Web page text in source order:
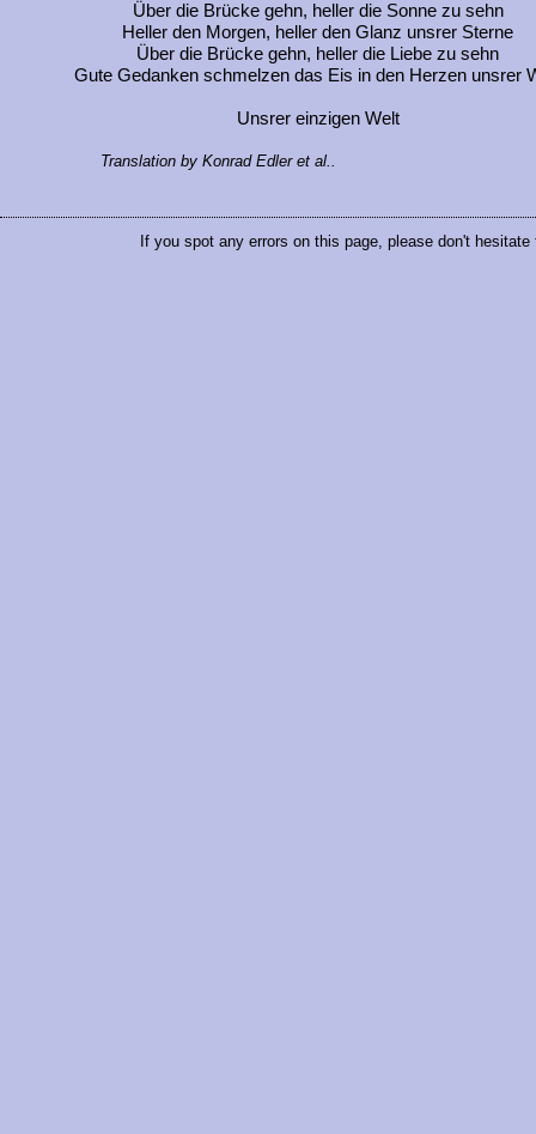
Über die Brücke gehn, heller die Sonne zu sehn
Heller den Morgen, heller den Glanz unsrer Sterne
Über die Brücke gehn, heller die Liebe zu sehn
Gute Gedanken schmelzen das Eis in den Herzen unsrer
Unsrer einzigen Welt
Translation by Konrad Edler et al..
If you spot any errors on this page, please don't